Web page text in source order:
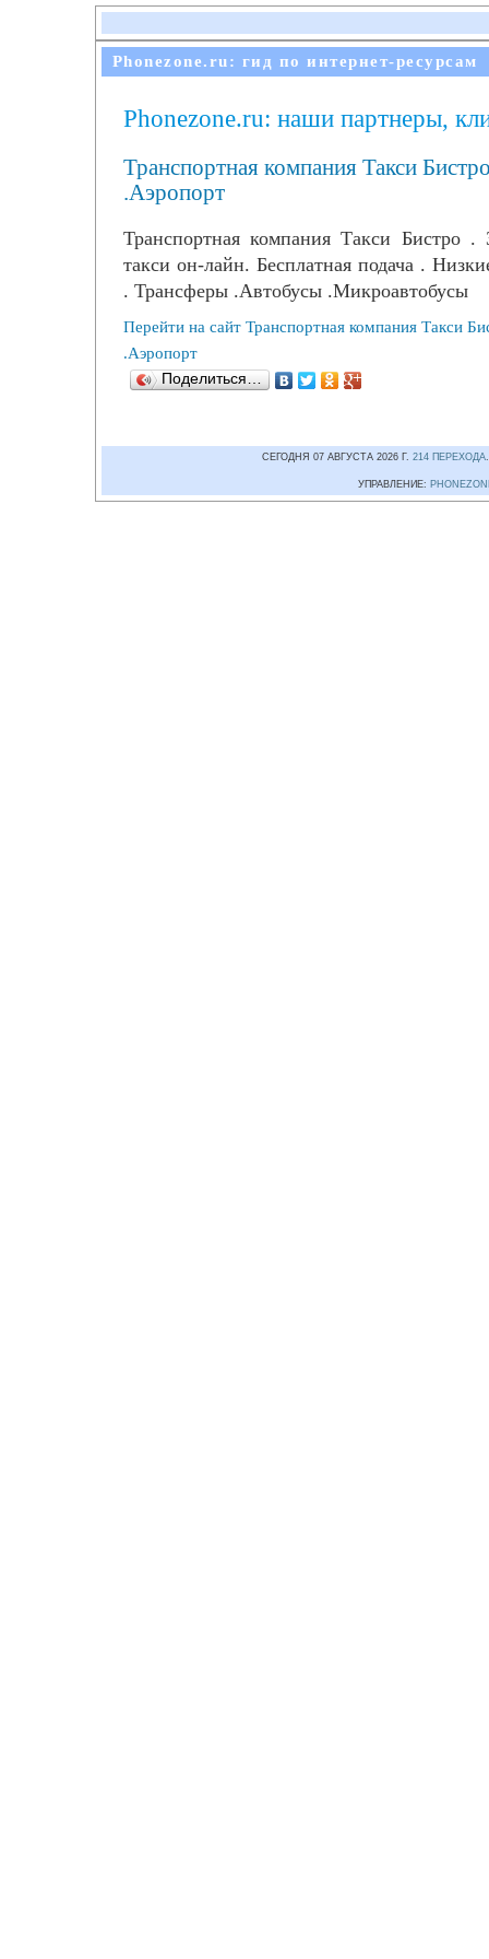
Phonezone.ru: гид по интернет-ресурсам
Phonezone.ru: наши партнеры,
Транспортная компания Такси
.Аэропорт
Транспортная компания Такси Бистро .
такси он-лайн. Бесплатная подача .
. Трансферы .Автобусы .Микроавтобусы
Перейти на сайт Транспортная компания Такси
.Аэропорт
Поделиться…
СЕГОДНЯ 07 АВГУСТА 2026 Г. 214 ПЕРЕХОДА
УПРАВЛЕНИЕ: